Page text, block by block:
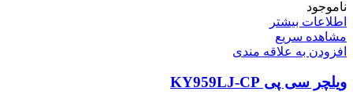
ناموجود
اطلاعات بیشتر
مشاهده سریع
افزودن به علاقه مندی
ویلچر سی پی KY959LJ-CP